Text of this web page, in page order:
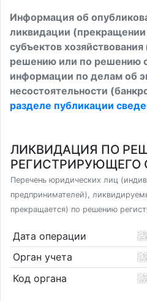
Информация об
ликвидации (прекращении
субъектов
решению или по решению
информации по делам об
несостоятельности
разделе публикации
ЛИКВИДАЦИЯ ПО
РЕГИСТРИРУЮЩЕГО
Перечень юридических лиц
предпринимателей),
прекращается) по решению
Дата операции
Орган учета
Код органа